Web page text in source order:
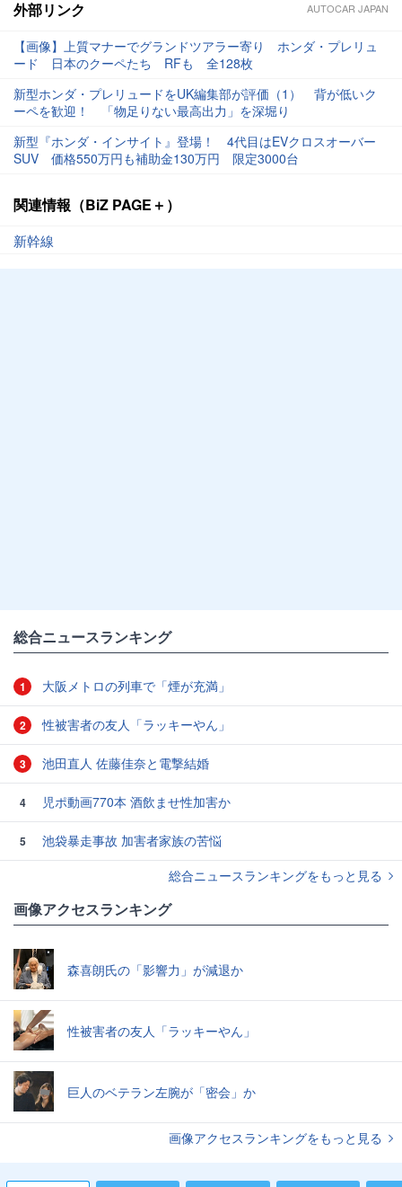
外部リンク AUTOCAR JAPAN
【画像】上質マナーでグランドツアラー寄り ホンダ・プレリュ
ード 日本のクーペたち RFも 全128枚
新型ホンダ・プレリュードをUK編集部が評価（1） 背が低いク
ーペを歓迎！ 「物足りない最高出力」を深堀り
新型『ホンダ・インサイト』登場！ 4代目はEVクロスオーバー
SUV 価格550万円も補助金130万円 限定3000台
関連情報（BiZ PAGE＋）
新幹線
総合ニュースランキング
1 大阪メトロの列車で「煙が充満」
2 性被害者の友人「ラッキーやん」
3 池田直人 佐藤佳奈と電撃結婚
4 児ポ動画770本 酒飲ませ性加害か
5
池袋暴走事故 加害者家族の苦悩
総合ニュースランキングをもっと見る
画像アクセスランキング
森喜朗氏の「影響力」が減退か
性被害者の友人「ラッキーやん」
巨人のベテラン左腕が「密会」か
画像アクセスランキングをもっと見る